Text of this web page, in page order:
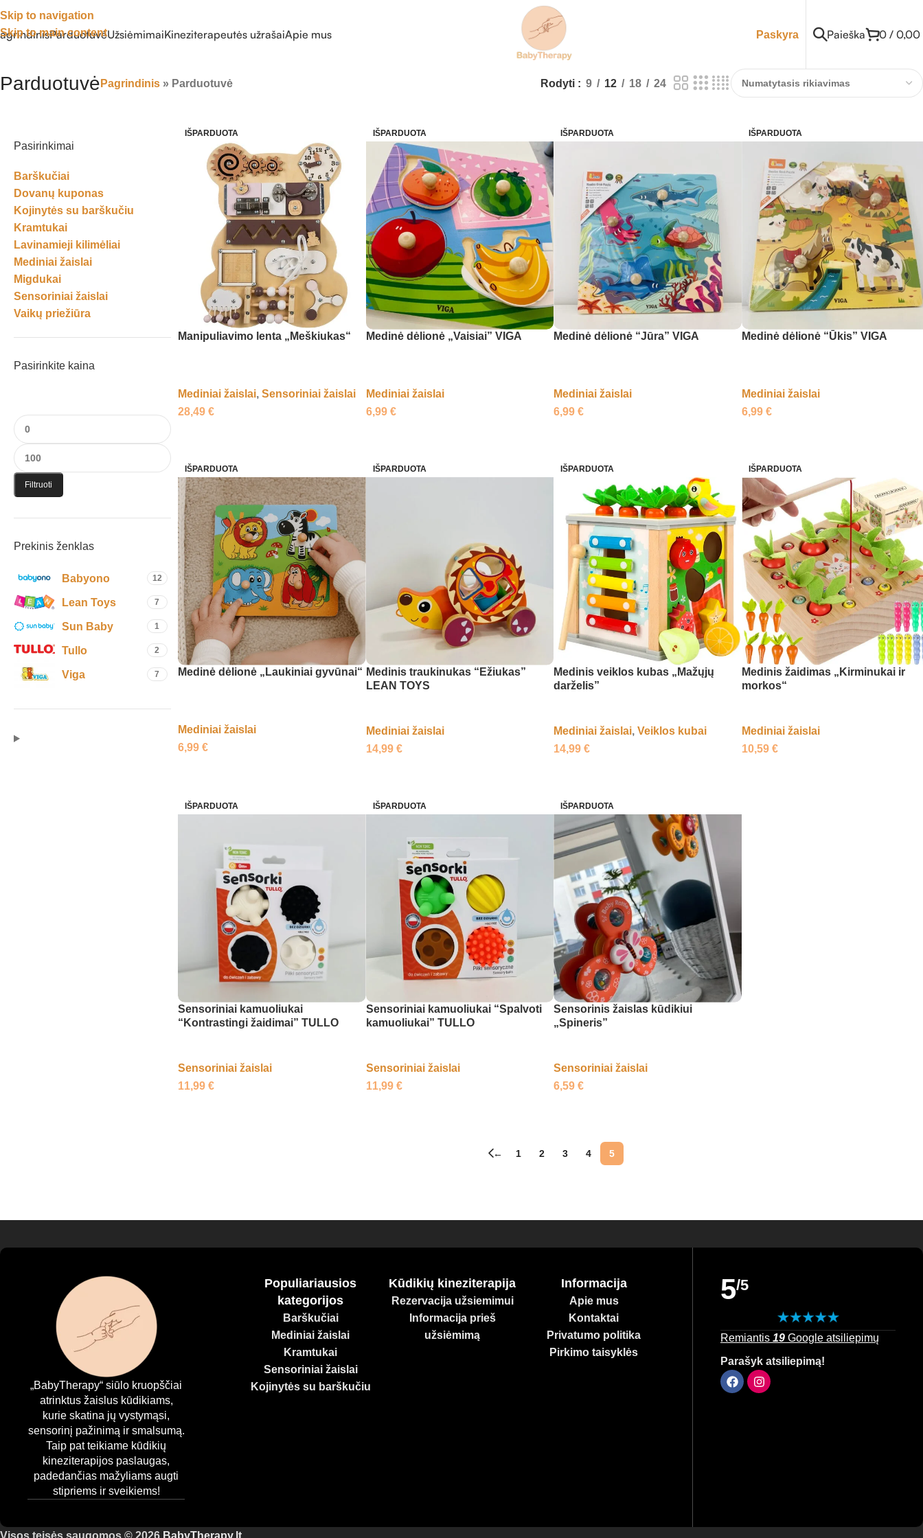
Skip to navigation
Skip to main content
ParduotuvėUžsiėmimaiKineziterapeutės užrašaiApie mus Paskyra Paieška 0 / 0,00
Parduotuvė Pagrindinis » Parduotuvė Rodyti 9 12 18 24
Pasirinkimai
Barškučiai
Dovanų kuponas
Kojinytės su barškučiu
Kramtukai
Lavinamieji kilimėliai
Mediniai žaislai
Migdukai
Sensoriniai žaislai
Vaikų priežiūra
Pasirinkite kaina
Filtruoti
Prekinis ženklas
Babyono 12
Lean Toys 7
Sun Baby 1
Tullo 2
Viga 7
IŠPARDUOTA
Manipuliavimo lenta „Meškiukas“
Mediniai žaislai, Sensoriniai žaislai
28,49 €
IŠPARDUOTA
Medinė dėlionė „Vaisiai” VIGA
Mediniai žaislai
6,99 €
IŠPARDUOTA
Medinė dėlionė “Jūra” VIGA
Mediniai žaislai
6,99€
IŠPARDUOTA
Medinė dėlionė “Ūkis” VIGA
Mediniai žaislai
6,99€
IŠPARDUOTA
Medinė dėlionė „Laukiniai gyvūnai“
Mediniai žaislai
6,99 €
IŠPARDUOTA
Medinis traukinukas “Ežiukas”
LEAN TOYS
Mediniai žaislai
14,99 €
IŠPARDUOTA
Medinis veiklos kubas „Mažųjų
darželis”
Mediniai žaislai, Veiklos kubai
14,99€
IŠPARDUOTA
Medinis žaidimas „Kirminukai ir
morkos“
Mediniai žaislai
10,59€
IŠPARDUOTA
Sensoriniai kamuoliukai
“Kontrastingi žaidimai” TULLO
Sensoriniai žaislai
11,99 €
IŠPARDUOTA
Sensoriniai kamuoliukai “Spalvoti
kamuoliukai” TULLO
Sensoriniai žaislai
11,99 €
IŠPARDUOTA
Sensorinis žaislas kūdikiui
„Spineris”
Sensoriniai žaislai
6,59€
← 1 2 3 4 5
„BabyTherapy“ siūlo kruopščiai
atrinktus žaislus kūdikiams,
kurie skatina jų vystymąsi,
sensorinį pažinimą ir smalsumą.
Taip pat teikiame kūdikių
kineziterapijos paslaugas,
padedančias mažyliams augti
stipriems ir sveikiems!
Populiariausios
kategorijos
Barškučiai
Mediniai žaislai
Kramtukai
Sensoriniai žaislai
Kojinytės su barškučiu
Kūdikių kineziterapija
Rezervacija užsiemimui
Informacija prieš
užsiėmimą
Informacija
Apie mus
Kontaktai
Privatumo politika
Pirkimo taisyklės
5/5
Remiantis 19 Google atsiliepimų
Parašyk atsiliepimą!